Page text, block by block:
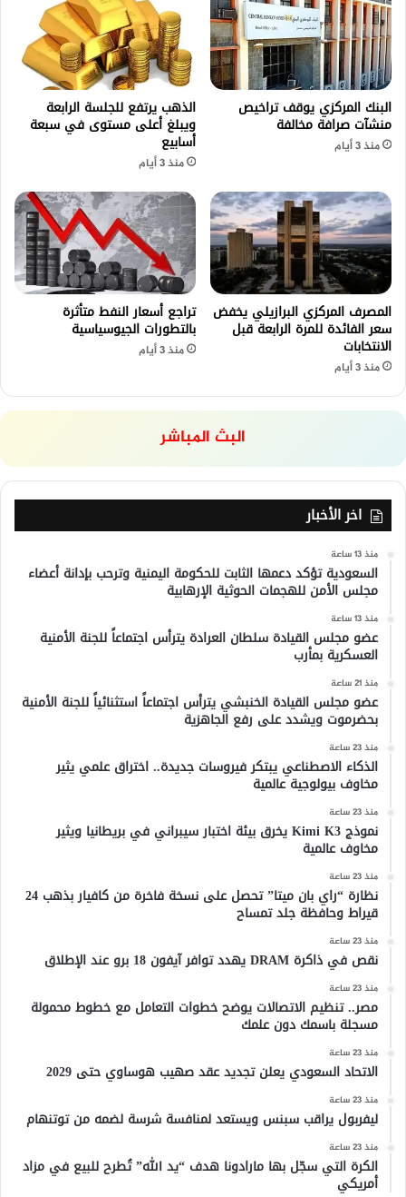
البنك المركزي يوقف تراخيص
منشآت صرافة مخالفة
منذ 3 أيام
الذهب يرتفع للجلسة الرابعة
ويبلغ أعلى مستوى في سبعة
أسابيع
منذ 3 أيام
المصرف المركزي البرازيلي يخفض
سعر الفائدة للمرة الرابعة قبل
الانتخابات
منذ 3 أيام
تراجع أسعار النفط متأثرة
بالتطورات الجيوسياسية
منذ 3 أيام
البث المباشر
اخر الأخبار
منذ 13 ساعة
السعودية تؤكد دعمها الثابت للحكومة اليمنية وترحب بإدانة أعضاء
مجلس الأمن للهجمات الحوثية الإرهابية
منذ 13 ساعة
عضو مجلس القيادة سلطان العرادة يترأس اجتماعاً للجنة الأمنية
العسكرية بمأرب
منذ 21 ساعة
عضو مجلس القيادة الخنبشي يترأس اجتماعاً استثنائياً للجنة الأمنية
بحضرموت ويشدد على رفع الجاهزية
منذ 23 ساعة
الذكاء الاصطناعي يبتكر فيروسات جديدة.. اختراق علمي يثير
مخاوف بيولوجية عالمية
منذ 23 ساعة
نموذج Kimi K3 يخرق بيئة اختبار سيبراني في بريطانيا ويثير
مخاوف عالمية
منذ 23 ساعة
نظارة “راي بان ميتا” تحصل على نسخة فاخرة من كافيار بذهب 24
قيراط وحافظة جلد تمساح
منذ 23 ساعة
نقص في ذاكرة DRAM يهدد توافر آيفون 18 برو عند الإطلاق
منذ 23 ساعة
مصر.. تنظيم الاتصالات يوضح خطوات التعامل مع خطوط محمولة
مسجلة باسمك دون علمك
منذ 23 ساعة
الاتحاد السعودي يعلن تجديد عقد صهيب هوساوي حتى 2029
منذ 23 ساعة
ليفربول يراقب سبنس ويستعد لمنافسة شرسة لضمه من توتنهام
منذ 23 ساعة
الكرة التي سجّل بها مارادونا هدف “يد الله” تُطرح للبيع في مزاد
أمريكي